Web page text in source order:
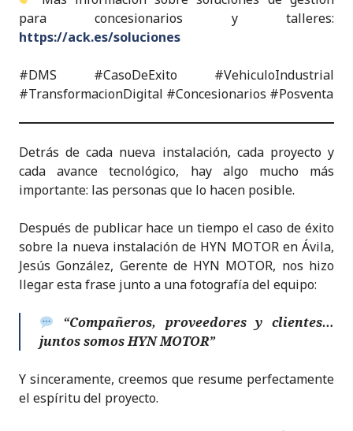
para concesionarios y talleres:
https://ack.es/soluciones
#DMS #CasoDeExito #VehiculoIndustrial
#TransformacionDigital #Concesionarios #Posventa
Detrás de cada nueva instalación, cada proyecto y
cada avance tecnológico, hay algo mucho más
importante: las personas que lo hacen posible.
Después de publicar hace un tiempo el caso de éxito
sobre la nueva instalación de HYN MOTOR en Ávila,
Jesús González, Gerente de HYN MOTOR, nos hizo
llegar esta frase junto a una fotografía del equipo:
“Compañeros, proveedores y clientes…
juntos somos HYN MOTOR”
Y sinceramente, creemos que resume perfectamente
el espíritu del proyecto.